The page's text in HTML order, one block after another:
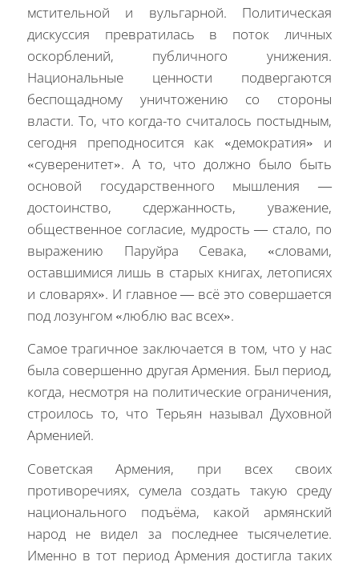
мстительной и вульгарной. Политическая
дискуссия превратилась в поток личных
оскорблений, публичного унижения.
Национальные ценности подвергаются
беспощадному уничтожению со стороны
власти. То, что когда-то считалось постыдным,
сегодня преподносится как «демократия» и
«суверенитет». А то, что должно было быть
основой государственного мышления —
достоинство, сдержанность, уважение,
общественное согласие, мудрость — стало, по
выражению Паруйра Севака, «словами,
оставшимися лишь в старых книгах, летописях
и словарях». И главное — всё это совершается
под лозунгом «люблю вас всех».
Самое трагичное заключается в том, что у нас
была совершенно другая Армения. Был период,
когда, несмотря на политические ограничения,
строилось то, что Терьян называл Духовной
Арменией.
Советская Армения, при всех своих
противоречиях, сумела создать такую среду
национального подъёма, какой армянский
народ не видел за последнее тысячелетие.
Именно в тот период Армения достигла таких